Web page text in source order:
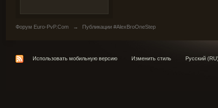
Форум Euro-PvP.Com → Публикации #AlexBroOneStep
Использовать мобильную версию Изменить стиль Русский